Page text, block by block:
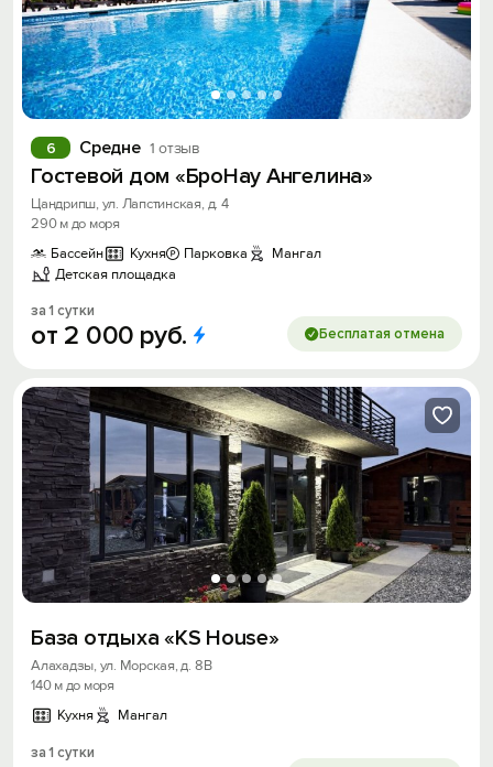
Средне 1 отзыв
6
Гостевой дом «БроНау Ангелина»
Цандрипш, ул. Лапстинская, д. 4
290 м до моря
Бассейн
Кухня Парковка
Мангал
Детская площадка
за 1 сутки
от 2 000 руб. Бесплатая отмена
База отдыха «KS House»
Алахадзы, ул. Морская, д. 8В
140 м до моря
Кухня
Мангал
за 1 сутки